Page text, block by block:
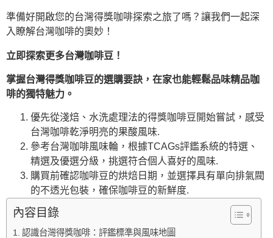
準備好開啟您的台灣得獎咖啡探索之旅了嗎？讓我們一起深
入瞭解台灣咖啡的奧妙！
立即探索更多台灣咖啡豆！
掌握台灣得獎咖啡豆的選購要訣，在家也能輕鬆品味精品咖
啡的獨特魅力。
優先從淺焙、水洗處理法的得獎咖啡豆開始嘗試，感受
台灣咖啡乾淨明亮的果酸風味.
參考台灣咖啡風味輪，根據TCAGs評鑑系統的特選、
精選及優選分級，挑選符合個人喜好的風味.
購買前確認咖啡豆的烘焙日期，並選擇具有單向排氣閥
的不透光包裝，確保咖啡豆的新鮮度.
內容目錄
認識台灣得獎咖啡：評鑑標準與風味地圖